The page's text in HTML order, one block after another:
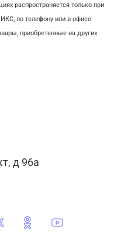
распространяется только при
по телефону или в офисе
приобретенные на других
д 96а